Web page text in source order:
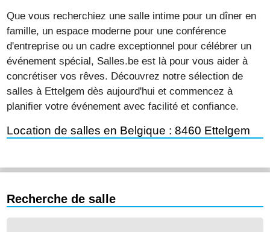
Que vous recherchiez une salle intime pour un dîner en
famille, un espace moderne pour une conférence
d'entreprise ou un cadre exceptionnel pour célébrer un
événement spécial, Salles.be est là pour vous aider à
concrétiser vos rêves. Découvrez notre sélection de
salles à Ettelgem dès aujourd'hui et commencez à
planifier votre événement avec facilité et confiance.
Location de salles en Belgique : 8460 Ettelgem
Recherche de salle